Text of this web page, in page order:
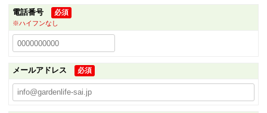
電話番号
必須
※ハイフンなし
メールアドレス 必須